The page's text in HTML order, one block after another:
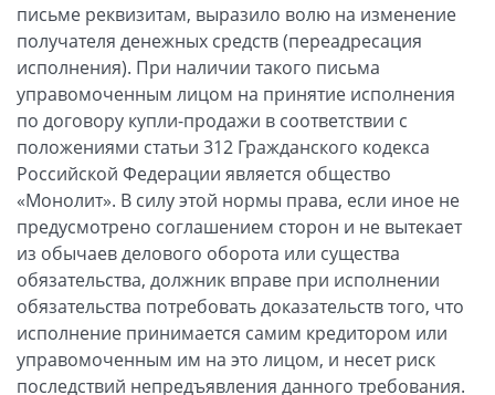
письме реквизитам, выразило волю на изменение
получателя денежных средств (переадресация
исполнения). При наличии такого письма
управомоченным лицом на принятие исполнения
по договору купли-продажи в соответствии с
положениями статьи 312 Гражданского кодекса
Российской Федерации является общество
«Монолит». В силу этой нормы права, если иное не
предусмотрено соглашением сторон и не вытекает
из обычаев делового оборота или существа
обязательства, должник вправе при исполнении
обязательства потребовать доказательств того, что
исполнение принимается самим кредитором или
управомоченным им на это лицом, и несет риск
последствий непредъявления данного требования.